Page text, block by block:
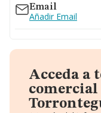
Email
Añadir Email
Acceda a
comercial